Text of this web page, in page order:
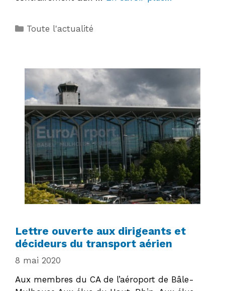
Catégories
Toute l'actualité
Lettre ouverte aux dirigeants et
décideurs du transport aérien
8 mai 2020
Aux membres du CA de l’aéroport de Bâle-